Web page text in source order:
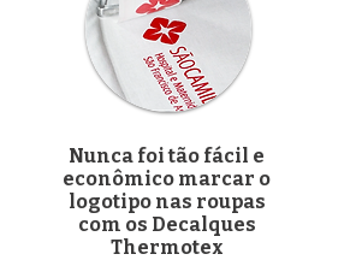
Nunca foi tão fácil e
econômico marcar o
logotipo nas roupas
com os Decalques
Thermotex